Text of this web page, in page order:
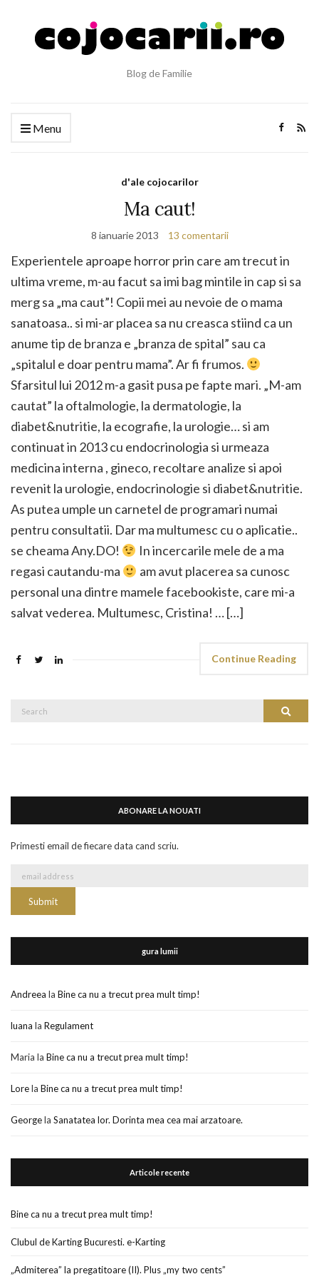
Blog de Familie
Menu
d'ale cojocarilor
Ma caut!
8 ianuarie 2013 13 comentarii
Experientele aproape horror prin care am trecut in
ultima vreme, m-au facut sa imi bag mintile in cap si sa
merg sa „ma caut”! Copii mei au nevoie de o mama
sanatoasa.. si mi-ar placea sa nu creasca stiind ca un
anume tip de branza e „branza de spital” sau ca
„spitalul e doar pentru mama”. Ar fi frumos.
Sfarsitul lui 2012 m-a gasit pusa pe fapte mari. „M-am
cautat” la oftalmologie, la dermatologie, la
diabet&nutritie, la ecografie, la urologie… si am
continuat in 2013 cu endocrinologia si urmeaza
medicina interna , gineco, recoltare analize si apoi
revenit la urologie, endocrinologie si diabet&nutritie.
As putea umple un carnetel de programari numai
pentru consultatii. Dar ma multumesc cu o aplicatie..
se cheama Any.DO!
In incercarile mele de a ma
regasi cautandu-ma
am avut placerea sa cunosc
personal una dintre mamele facebookiste, care mi-a
salvat vederea. Multumesc, Cristina! … […]
Continue Reading
Search
ABONARE LA NOUATI
Primesti email de fiecare data cand scriu.
gura lumii
Andreea la Bine ca nu a trecut prea mult timp!
luana la Regulament
Maria la Bine ca nu a trecut prea mult timp!
Lorela Bine ca nu a trecut prea mult timp!
Georgela Sanatatea lor. Dorinta mea cea mai arzatoare.
Articole recente
Bine ca nu a trecut prea mult timp!
Clubul de Karting Bucuresti. e-Karting
„Admiterea” la pregatitoare (II). Plus „my two cents”